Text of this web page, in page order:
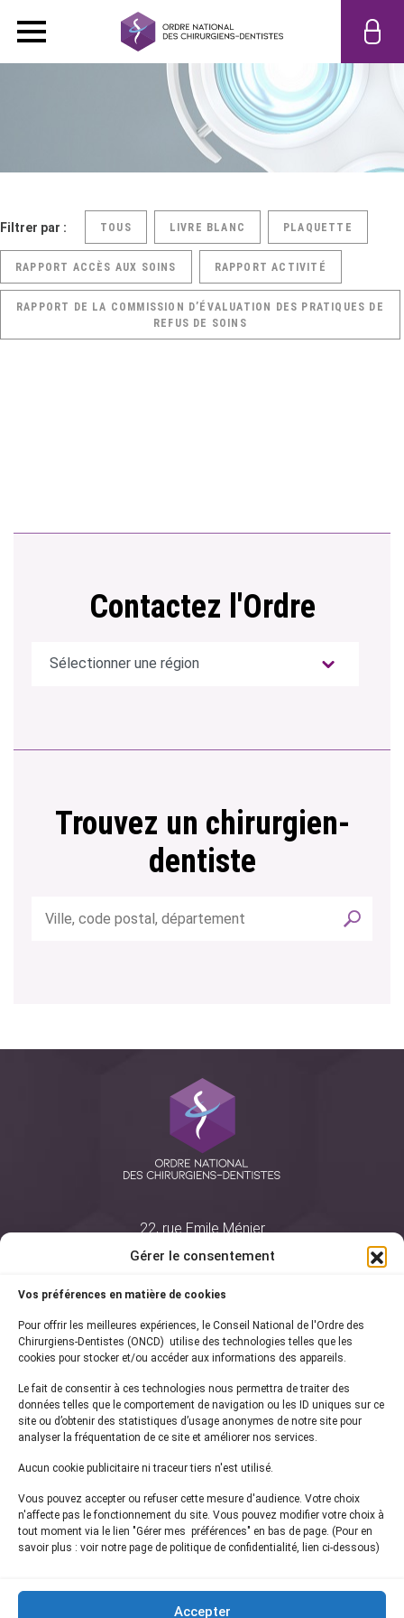
Gérer le consentement
Vos préférences en matière de cookies
Pour offrir les meilleures expériences, le Conseil National de l'Ordre des
Chirurgiens-Dentistes (ONCD) utilise des technologies telles que les
cookies pour stocker et/ou accéder aux informations des appareils.
Le fait de consentir à ces technologies nous permettra de traiter des
données telles que le comportement de navigation ou les ID uniques sur ce
site ou d’obtenir des statistiques d’usage anonymes de notre site pour
analyser la fréquentation de ce site et améliorer nos services.
Aucun cookie publicitaire ni traceur tiers n'est utilisé.
Vous pouvez accepter ou refuser cette mesure d'audience. Votre choix
n'affecte pas le fonctionnement du site. Vous pouvez modifier votre choix à
tout moment via le lien "Gérer mes préférences" en bas de page. (Pour en
savoir plus : voir notre page de politique de confidentialité, lien ci-dessous)
Accepter
Filtrer par : TOUS LIVRE BLANC PLAQUETTE
RAPPORT ACCÈS AUX SOINS RAPPORT ACTIVITÉ
RAPPORT DE LA COMMISSION D’ÉVALUATION DES PRATIQUES DE
REFUS DE SOINS
Contactez l'Ordre
Trouvez un chirurgien-
dentiste
22, rue Emile Ménier
75761 Paris Cedex 16
01 44 34 78 80
courrier@oncd.org
Actualités
Presse
Informations légales
Plan du site
Inscrivez-vous à notrenewsletter